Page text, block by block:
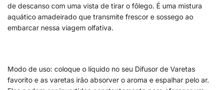
de descanso com uma vista de tirar o fôlego. É uma mistura
aquático amadeirado que transmite frescor e sossego ao
embarcar nessa viagem olfativa.
Modo de uso: coloque o líquido no seu Difusor de Varetas
favorito e as varetas irão absorver o aroma e espalhar pelo ar.